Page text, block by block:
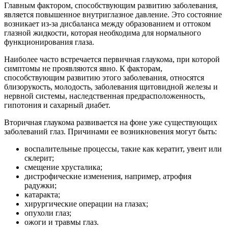
Главным фактором, способствующим развитию заболевания,
является повышенное внутриглазное давление. Это состояние
возникает из-за дисбаланса между образованием и оттоком
глазной жидкости, которая необходима для нормального
функционирования глаза.
Наиболее часто встречается первичная глаукома, при которой
симптомы не проявляются явно. К факторам,
способствующим развитию этого заболевания, относятся
близорукость, молодость, заболевания щитовидной железы и
нервной системы, наследственная предрасположенность,
гипотония и сахарный диабет.
Вторичная глаукома развивается на фоне уже существующих
заболеваний глаз. Причинами ее возникновения могут быть:
воспалительные процессы, такие как кератит, увеит или
склерит;
смещение хрусталика;
дистрофические изменения, например, атрофия
радужки;
катаракта;
хирургические операции на глазах;
опухоли глаз;
ожоги и травмы глаз.